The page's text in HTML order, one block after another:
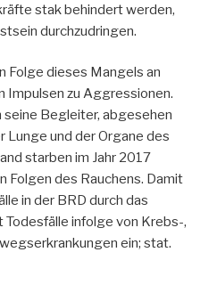
stak behindert werden,
durchzudringen.
Folge dieses Mangels an
Impulsen zu Aggressionen.
seine Begleiter, abgesehen
Lunge und der Organe des
starben im Jahr 2017
Folgen des Rauchens. Damit
in der BRD durch das
Todesfälle infolge von Krebs-,
ein; stat.